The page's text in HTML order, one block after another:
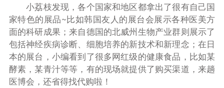
小荔枝发现，各个国家和地区都拿出了很有自己国
家特色的展品~比如韩国友人的展台会展示各种医美方
面的科研成果；来自德国的北威州生物产业群则展示了
包括神经疾病诊断、细胞培养的新技术和新理念；在日
本的展台，小编看到了很多网红级的健康食品，比如某
酵素，某青汁等等，有的现场就提供了购买渠道，来趟
医博会，还省得找代购啦！